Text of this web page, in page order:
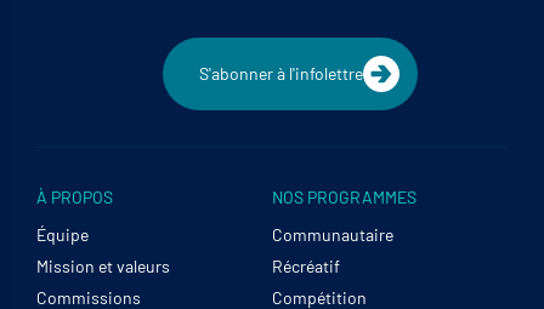
S'abonner à l'infolettre
À PROPOS
Équipe
Mission et valeurs
Commissions
NOS PROGRAMMES
Communautaire
Récréatif
Compétition